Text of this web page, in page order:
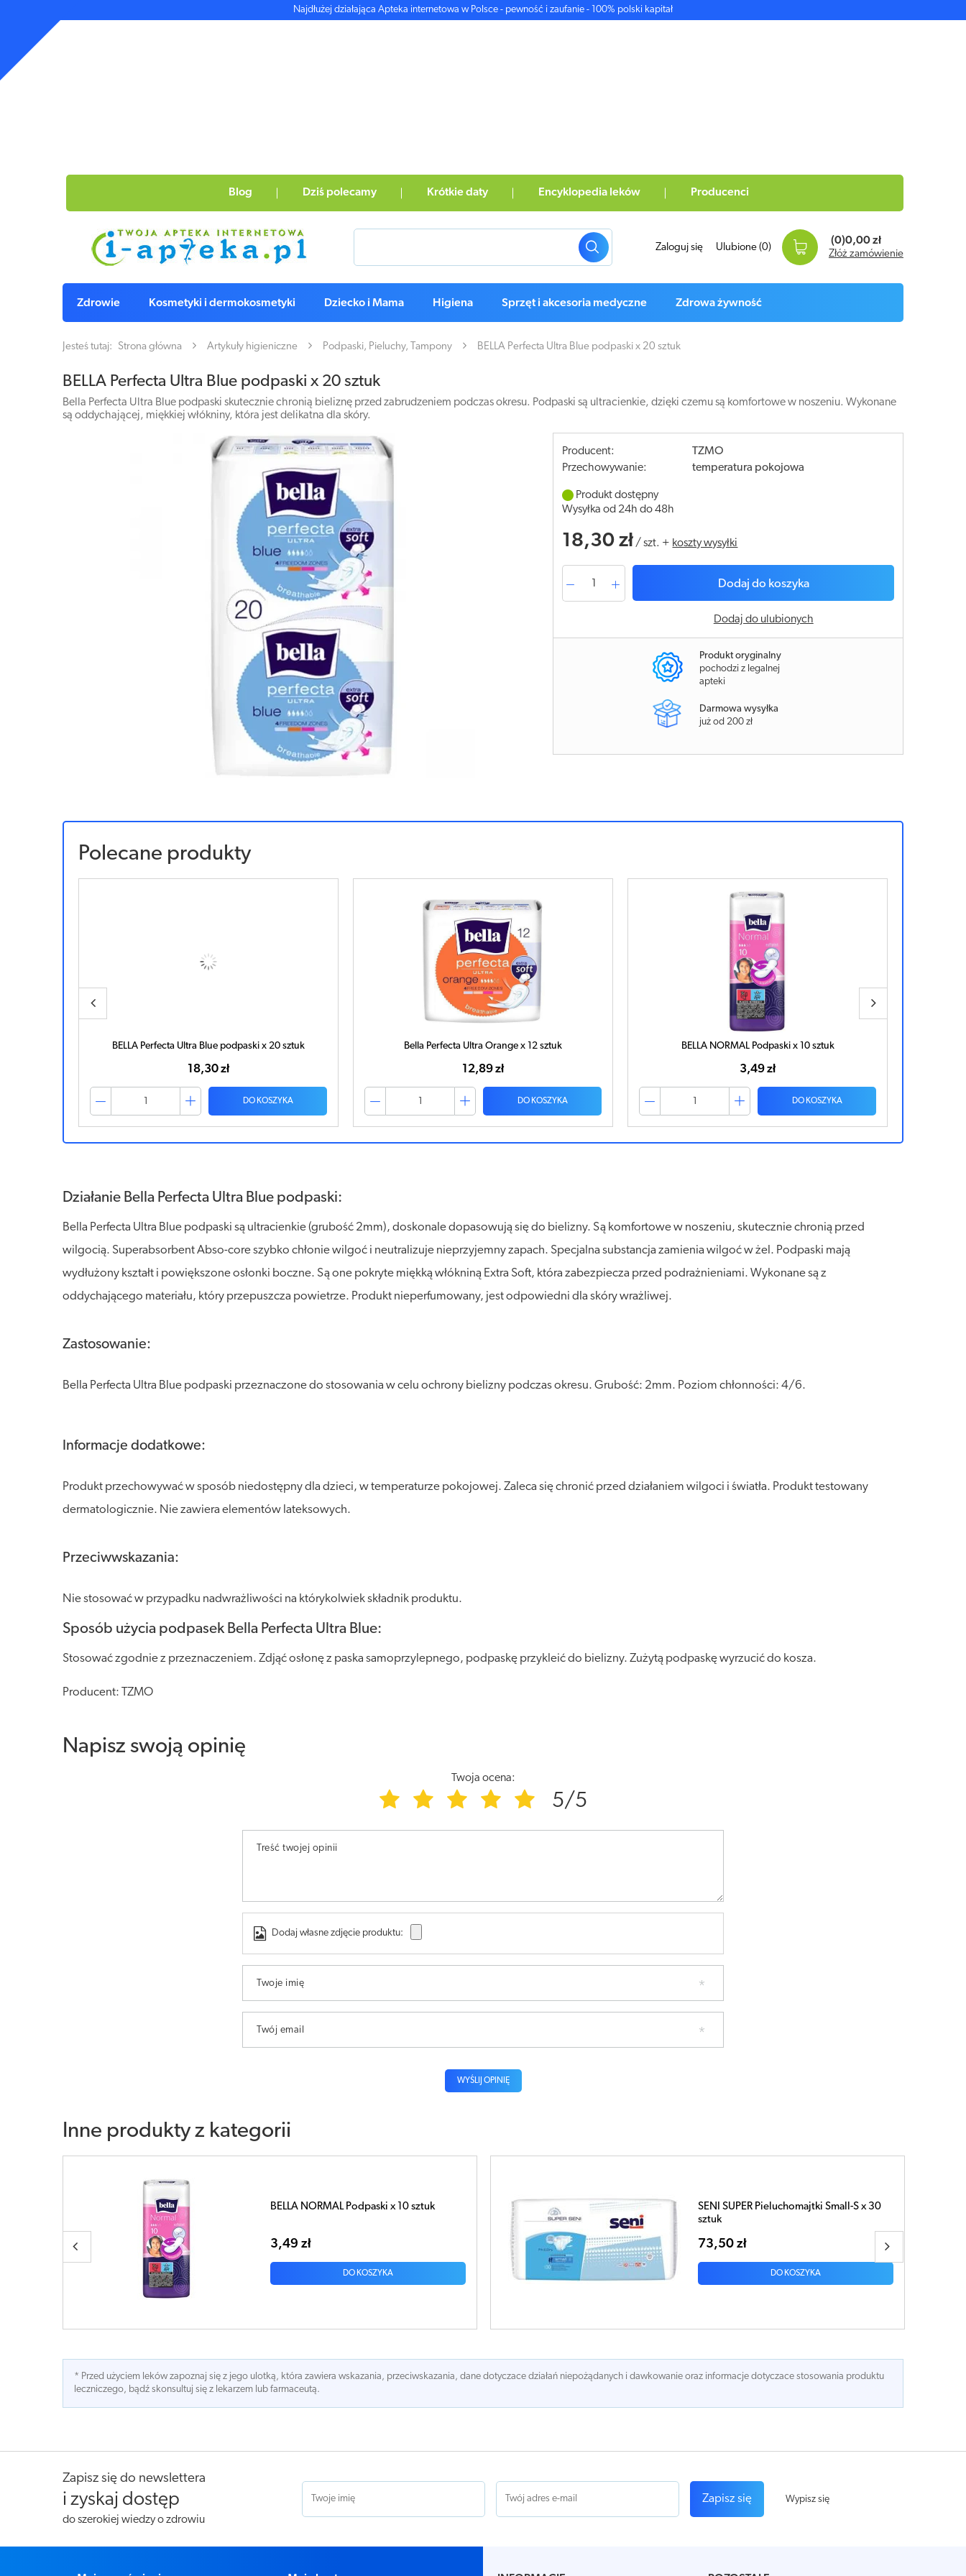
Najdłużej działająca Apteka internetowa w Polsce - pewność i zaufanie - 100% polski kapitał
Blog Dziś polecamy Krótkie daty Encyklopedia leków Producenci
Zaloguj się Ulubione (0)
(0)0,00 zł
Złóż zamówienie
Zdrowie Kosmetyki i dermokosmetyki Dziecko i Mama Higiena Sprzęt i akcesoria medyczne Zdrowa żywność
Jesteś tutaj: Strona główna Artykuły higieniczne Podpaski, Pieluchy, Tampony BELLA Perfecta Ultra Blue podpaski x 20 sztuk
BELLA Perfecta Ultra Blue podpaski x 20 sztuk
Bella Perfecta Ultra Blue podpaski skutecznie chronią bieliznę przed zabrudzeniem podczas okresu. Podpaski są ultracienkie, dzięki czemu są komfortowe w noszeniu. Wykonane
są oddychającej, miękkiej włókniny, która jest delikatna dla skóry.
Producent:
TZMO
Przechowywanie:
temperatura pokojowa
Produkt dostępny
Wysyłka od 24h do 48h
18,30 zł /szt. + koszty wysyłki
Dodaj do koszyka
Dodaj do ulubionych
Produkt oryginalny
pochodzi z legalnej
apteki
Darmowa wysyłka
już od 200 zł
Polecane produkty
BELLA Perfecta Ultra Blue podpaski x 20 sztuk
18,30 zł
DO KOSZYKA
Bella Perfecta Ultra Orange x 12 sztuk
12,89 zł
DO KOSZYKA
BELLA NORMAL Podpaski x 10 sztuk
3,49 zł
DO KOSZYKA
Działanie Bella Perfecta Ultra Blue podpaski:
Bella Perfecta Ultra Blue podpaski są ultracienkie (grubość 2mm), doskonale dopasowują się do bielizny. Są komfortowe w noszeniu, skutecznie chronią przed
wilgocią. Superabsorbent Abso-core szybko chłonie wilgoć i neutralizuje nieprzyjemny zapach. Specjalna substancja zamienia wilgoć w żel. Podpaski mają
wydłużony kształt i powiększone osłonki boczne. Są one pokryte miękką włókniną Extra Soft, która zabezpiecza przed podrażnieniami. Wykonane są z
oddychającego materiału, który przepuszcza powietrze. Produkt nieperfumowany, jest odpowiedni dla skóry wrażliwej.
Zastosowanie:
Bella Perfecta Ultra Blue podpaski przeznaczone do stosowania w celu ochrony bielizny podczas okresu. Grubość: 2mm. Poziom chłonności: 4/6.
Informacje dodatkowe:
Produkt przechowywać w sposób niedostępny dla dzieci, w temperaturze pokojowej. Zaleca się chronić przed działaniem wilgoci i światła. Produkt testowany
dermatologicznie. Nie zawiera elementów lateksowych.
Przeciwwskazania:
Nie stosować w przypadku nadwrażliwości na którykolwiek składnik produktu.
Sposób użycia podpasek Bella Perfecta Ultra Blue:
Stosować zgodnie z przeznaczeniem. Zdjąć osłonę z paska samoprzylepnego, podpaskę przykleić do bielizny. Zużytą podpaskę wyrzucić do kosza.
Producent: TZMO
Napisz swoją opinię
Twoja ocena:
5/5
Treść twojej opinii
Dodaj własne zdjęcie produktu:
Twoje imię
Twój email
WYŚLIJ OPINIĘ
Inne produkty z kategorii
BELLA NORMAL Podpaski x 10 sztuk
3,49 zł
DO KOSZYKA
SENI SUPER Pieluchomajtki Small-S x 30
sztuk
73,50 zł
DO KOSZYKA
* Przed użyciem leków zapoznaj się z jego ulotką, która zawiera wskazania, przeciwskazania, dane dotyczace działań niepożądanych i dawkowanie oraz informacje dotyczace stosowania produktu
leczniczego, bądź skonsultuj się z lekarzem lub farmaceutą.
Zapisz się do newslettera
i zyskaj dostęp
do szerokiej wiedzy o zdrowiu
Zapisz się Wypisz się